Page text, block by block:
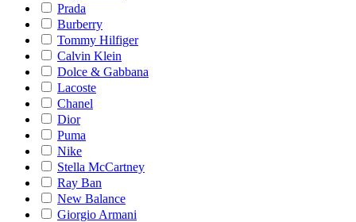
Prada
Burberry
Tommy Hilfiger
Calvin Klein
Dolce & Gabbana
Lacoste
Chanel
Dior
Puma
Nike
Stella McCartney
Ray Ban
New Balance
Giorgio Armani